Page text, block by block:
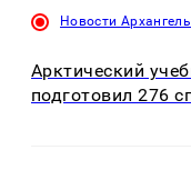
Новости
Арктический
подготовил 276